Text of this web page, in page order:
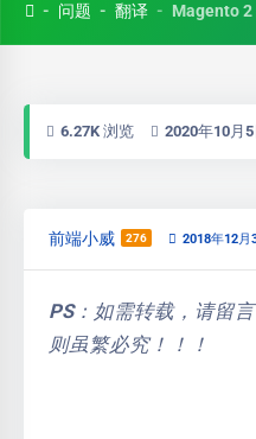
问题 翻译 Magento 2
6.27K 浏览 2020年10月5
前端小威 276 2018年12月
PS：如需转载，请留
则虽繁必究！！！